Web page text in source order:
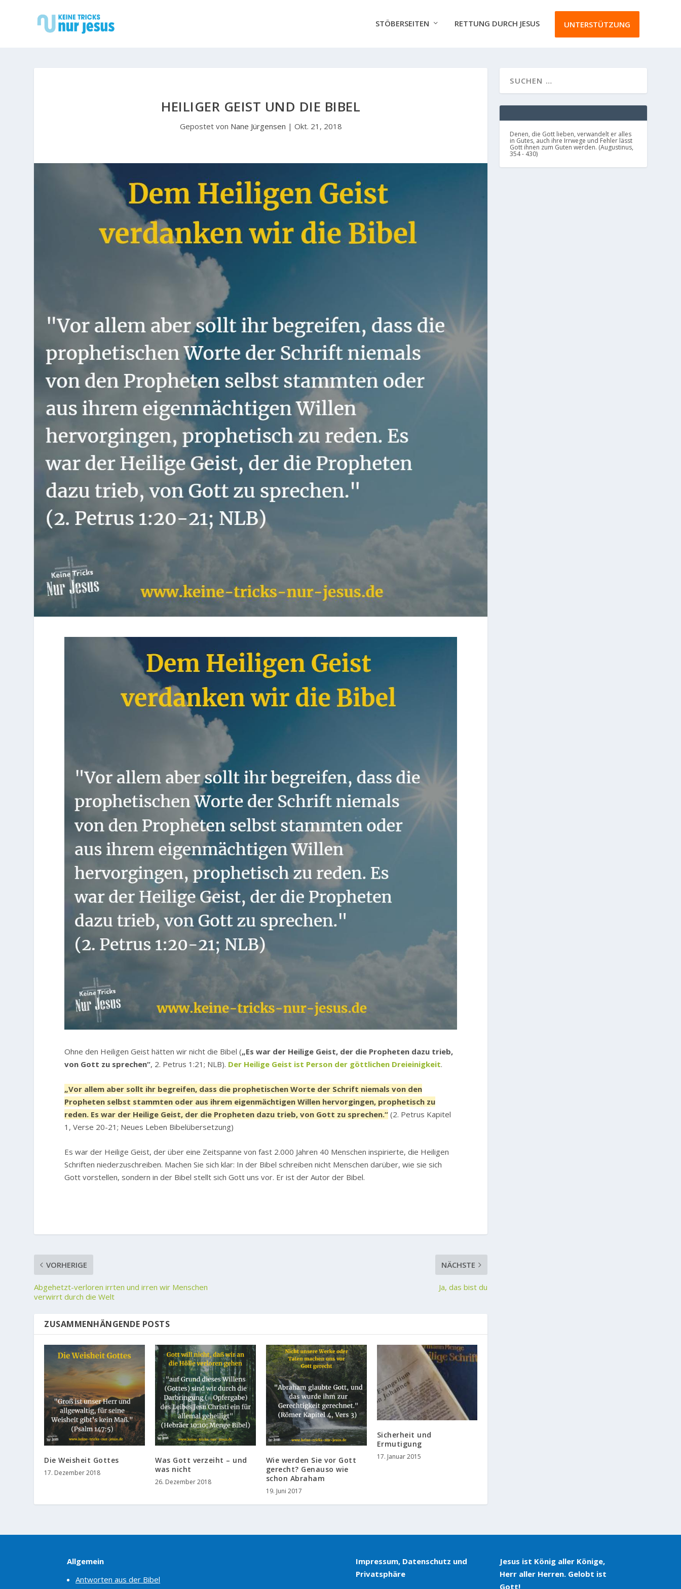
STÖBERSEITEN RETTUNG DURCH JESUS UNTERSTÜTZUNG
HEILIGER GEIST UND DIE BIBEL
Gepostet von Nane Jürgensen | Okt. 21, 2018
Ohne den Heiligen Geist hätten wir nicht die Bibel („Es war der Heilige Geist, der die Propheten dazu trieb,
von Gott zu sprechen“, 2. Petrus 1:21; NLB). Der Heilige Geist ist Person der göttlichen Dreieinigkeit.
„Vor allem aber sollt ihr begreifen, dass die prophetischen Worte der Schrift niemals von den
Propheten selbst stammten oder aus ihrem eigenmächtigen Willen hervorgingen, prophetisch zu
reden. Es war der Heilige Geist, der die Propheten dazu trieb, von Gott zu sprechen.“ (2. Petrus Kapitel
1, Verse 20-21; Neues Leben Bibelübersetzung)
Es war der Heilige Geist, der über eine Zeitspanne von fast 2.000 Jahren 40 Menschen inspirierte, die Heiligen
Schriften niederzuschreiben. Machen Sie sich klar: In der Bibel schreiben nicht Menschen darüber, wie sie sich
Gott vorstellen, sondern in der Bibel stellt sich Gott uns vor. Er ist der Autor der Bibel.
VORHERIGE
Abgehetzt-verloren irrten und irren wir Menschen
verwirrt durch die Welt
NÄCHSTE
Ja, das bist du
ZUSAMMENHÄNGENDE POSTS
Die Weisheit Gottes
17. Dezember 2018
Was Gott verzeiht – und
was nicht
26. Dezember 2018
Wie werden Sie vor Gott
gerecht? Genauso wie
schon Abraham
19. Juni 2017
Sicherheit und
Ermutigung
17. Januar 2015
Denen, die Gott lieben, verwandelt er alles
in Gutes, auch ihre Irrwege und Fehler lässt
Gott ihnen zum Guten werden. (Augustinus,
354 - 430)
Allgemein
Antworten aus der Bibel
Impressum, Datenschutz und
Privatsphäre
Jesus ist König aller Könige,
Herr aller Herren. Gelobt ist
Gott!